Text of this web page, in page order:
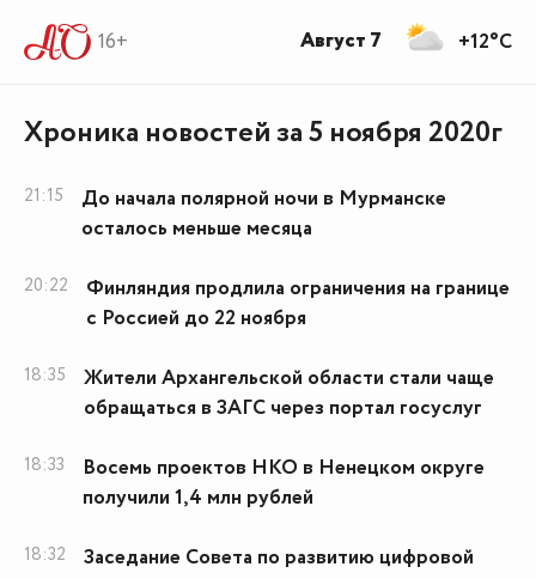
16+
Хроника новостей за 5 ноября 2020г
21:15
До начала полярной ночи в Мурманске
осталось меньше месяца
20:22
Финляндия продлила ограничения на границе
с Россией до 22 ноября
18:35
Жители Архангельской области стали чаще
обращаться в ЗАГС через портал госуслуг
18:33
Восемь проектов НКО в Ненецком округе
получили 1,4 млн рублей
18:32
Заседание Совета по развитию цифровой
+12°C
Август 7